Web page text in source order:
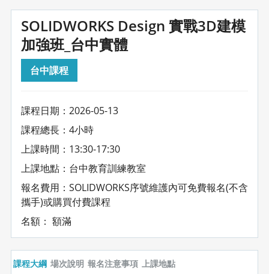
課程大綱 場次說明 報名注意事項 上課地點
SOLIDWORKS Design 實戰3D建模
加強班_台中實體
台中課程
課程日期：2026-05-13
課程總長：4小時
上課時間：13:30-17:30
上課地點：台中教育訓練教室
報名費用：SOLIDWORKS序號維護內可免費報名(不含
攜手)或購買付費課程
名額： 額滿